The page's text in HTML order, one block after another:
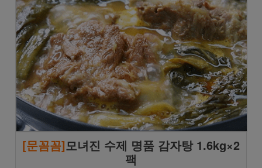
[문꼼꼼]모녀진 수제 명품 감자탕 1.6kg×2
팩